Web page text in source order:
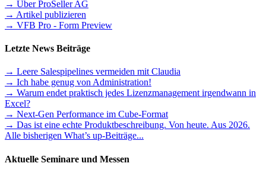
→ Über ProSeller AG
→ Artikel publizieren
→ VFB Pro - Form Preview
Letzte News Beiträge
→ Leere Salespipelines vermeiden mit Claudia
→ Ich habe genug von Administration!
→ Warum endet praktisch jedes Lizenzmanagement irgendwann in
Excel?
→ Next-Gen Performance im Cube-Format
→ Das ist eine echte Produktbeschreibung. Von heute. Aus 2026.
Alle bisherigen What’s up-Beiträge...
Aktuelle Seminare und Messen